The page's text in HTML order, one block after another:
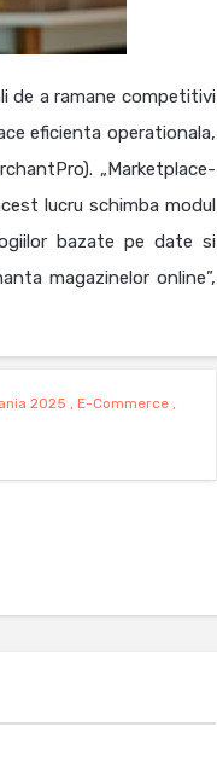
de a ramane competitivi
eficienta operationala,
„Marketplace-
lucru schimba modul
bazate pe date si
magazinelor online”,
2025 , E-Commerce ,